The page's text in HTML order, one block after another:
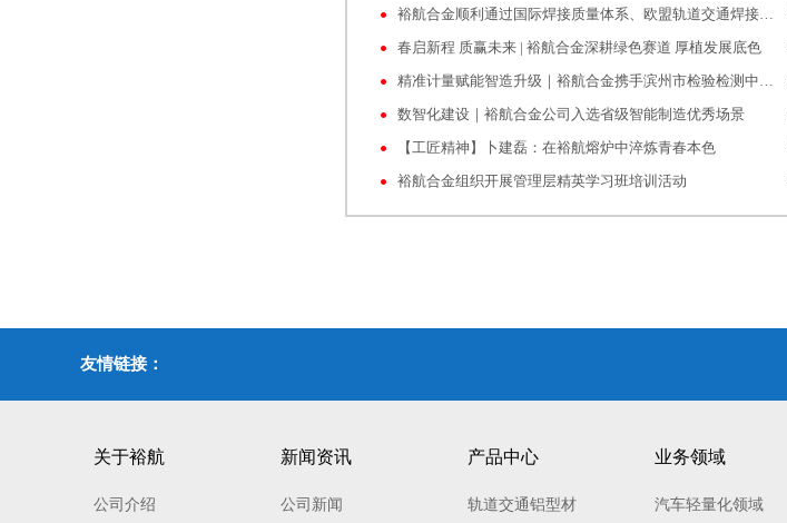
裕航合金顺利通过国际焊接质量体系、欧盟轨道交通焊接体系监督审核
春启新程 质赢未来 | 裕航合金深耕绿色赛道 厚植发展底色
精准计量赋能智造升级｜裕航合金携手滨州市检验检测中心共同筹建山东省高端铝产业计量测试中心
数智化建设｜裕航合金公司入选省级智能制造优秀场景
【工匠精神】卜建磊：在裕航熔炉中淬炼青春本色
裕航合金组织开展管理层精英学习班培训活动
友情链接：
关于裕航
公司介绍
新闻资讯
公司新闻
产品中心
轨道交通铝型材
业务领域
汽车轻量化领域